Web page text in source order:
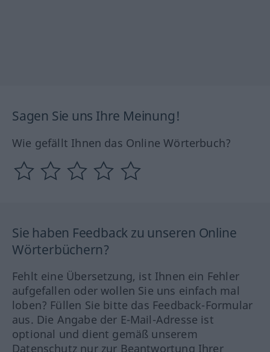
Sagen Sie uns Ihre Meinung!
Wie gefällt Ihnen das Online Wörterbuch?
Sie haben Feedback zu unseren Online
Wörterbüchern?
Fehlt eine Übersetzung, ist Ihnen ein Fehler
aufgefallen oder wollen Sie uns einfach mal
loben? Füllen Sie bitte das Feedback-Formular
aus. Die Angabe der E-Mail-Adresse ist
optional und dient gemäß unserem
Datenschutz nur zur Beantwortung Ihrer